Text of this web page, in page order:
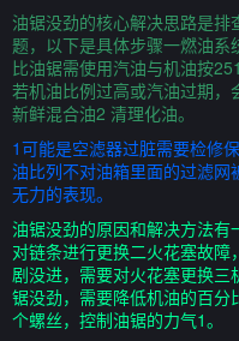
油锯没劲的核心解决思路是
题，以下是具体步骤一燃油
比油锯需使用汽油与机油按
若机油比例过高或汽油过期
新鲜混合油2 清理化油。
1可能是空滤器过脏需要检修
油比列不对油箱里面的过滤
无力的表现。
油锯没劲的原因和解决方法
对链条进行更换二火花塞故
剧没进，需要对火花塞更换
锯没劲，需要降低机油的百
个螺丝，控制油锯的力气1。